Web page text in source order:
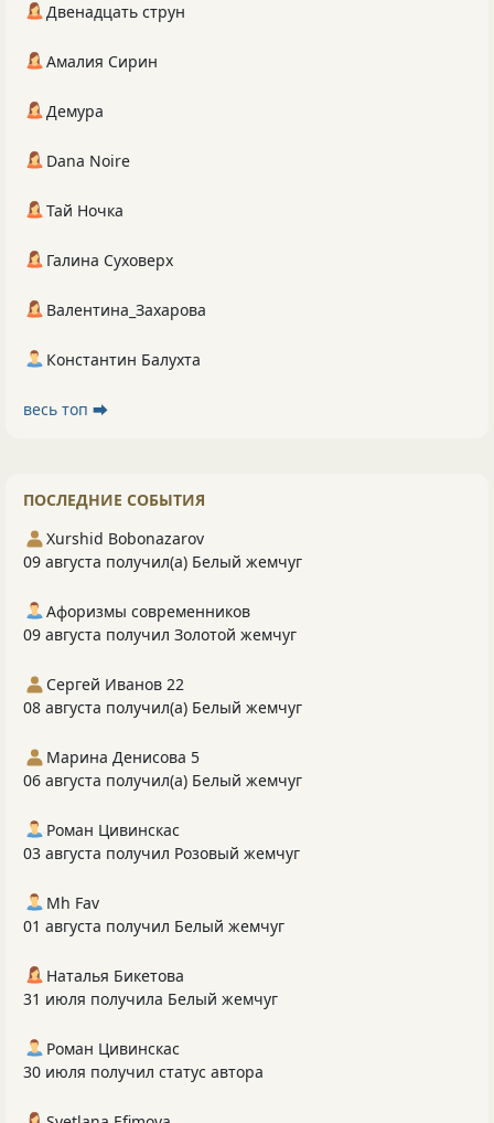
Двенадцать струн
Амалия Сирин
Демура
Dana Noire
Тай Ночка
Галина Суховерх
Валентина_Захарова
Константин Балухта
весь топ ⮕
ПОСЛЕДНИЕ СОБЫТИЯ
Xurshid Bobonazarov
09 августа получил(а) Белый жемчуг
Афоризмы современников
09 августа получил Золотой жемчуг
Сергей Иванов 22
08 августа получил(а) Белый жемчуг
Марина Денисова 5
06 августа получил(а) Белый жемчуг
Роман Цивинскас
03 августа получил Розовый жемчуг
Mh Fav
01 августа получил Белый жемчуг
Наталья Бикетова
31 июля получила Белый жемчуг
Роман Цивинскас
30 июля получил статус автора